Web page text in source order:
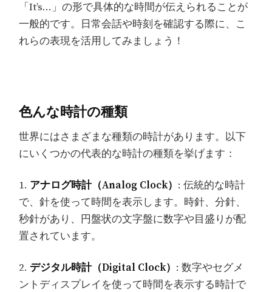
「It’s…」の形で具体的な時間が伝えられることが
一般的です。日常会話や時刻を確認する際に、こ
れらの表現を活用してみましょう！
色んな時計の種類
世界にはさまざまな種類の時計があります。以下
にいくつかの代表的な時計の種類を挙げます：
1. アナログ時計（Analog Clock） : 伝統的な時計
で、針を使って時間を表示します。時針、分針、
秒針があり、円盤状の文字盤に数字や目盛りが配
置されています。
2. デジタル時計（Digital Clock） : 数字やセグメ
ントディスプレイを使って時間を表示する時計で